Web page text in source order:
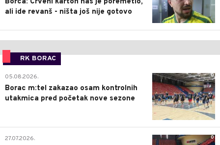
ali ide revanš - ništa još nije gotovo
RK BORAC
0
05.08.2026.
Borac m:tel zakazao osam kontrolnih
utakmica pred početak nove sezone
0
27.07.2026.